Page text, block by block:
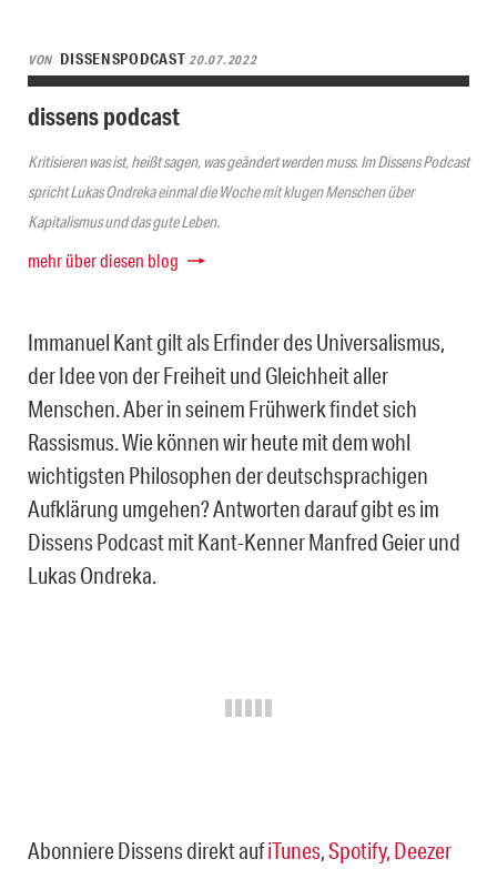
VON DISSENSPODCAST20.07.2022
dissens podcast
Kritisieren was ist, heißt sagen, was geändert werden muss. Im Dissens Podcast
spricht Lukas Ondreka einmal die Woche mit klugen Menschen über
Kapitalismus und das gute Leben.
mehr über diesen blog
Immanuel Kant gilt als Erfinder des Universalismus,
der Idee von der Freiheit und Gleichheit aller
Menschen. Aber in seinem Frühwerk findet sich
Rassismus. Wie können wir heute mit dem wohl
wichtigsten Philosophen der deutschsprachigen
Aufklärung umgehen? Antworten darauf gibt es im
Dissens Podcast mit Kant-Kenner Manfred Geier und
Lukas Ondreka.
Abonniere Dissens direkt aufiTunes,Spotify, Deezer